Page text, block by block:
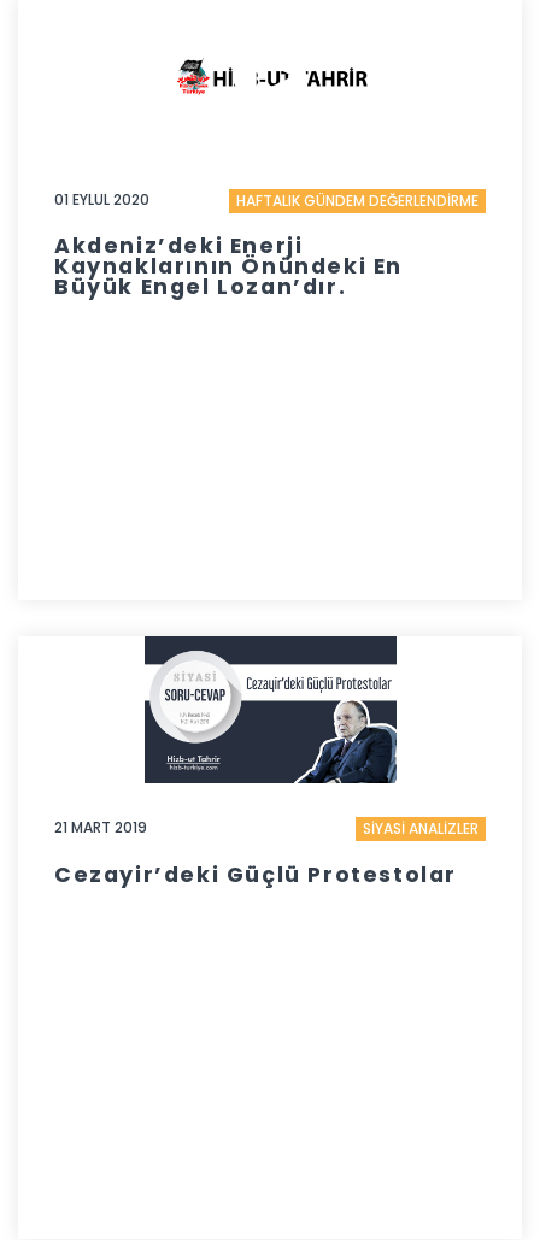
01 EYLUL 2020 HAFTALIK GÜNDEM DEĞERLENDİRME
Akdeniz’deki Enerji
Kaynaklarının Önündeki En
Büyük Engel Lozan’dır.
21 MART 2019 SİYASİ ANALİZLER
Cezayir’deki Güçlü Protestolar